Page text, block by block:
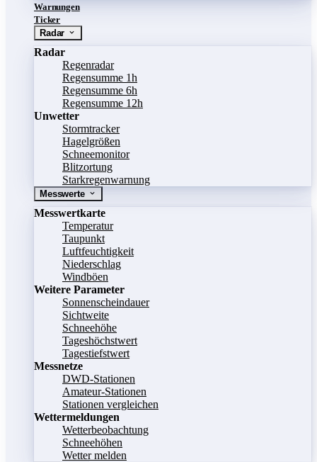
Warnungen
Ticker
Radar
Radar
Regenradar
Regensumme 1h
Regensumme 6h
Regensumme 12h
Unwetter
Stormtracker
Hagelgrößen
Schneemonitor
Blitzortung
Starkregenwarnung
Messwerte
Messwertkarte
Temperatur
Taupunkt
Luftfeuchtigkeit
Niederschlag
Windböen
Weitere Parameter
Sonnenscheindauer
Sichtweite
Schneehöhe
Tageshöchstwert
Tagestiefstwert
Messnetze
DWD-Stationen
Amateur-Stationen
Stationen vergleichen
Wettermeldungen
Wetterbeobachtung
Schneehöhen
Wetter melden